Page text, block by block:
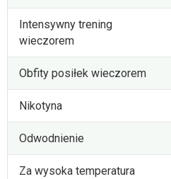
Intensywny trening
wieczorem
Obfity posiłek wieczorem
Nikotyna
Odwodnienie
Za wysoka temperatura